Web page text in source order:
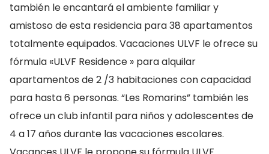
también le encantará el ambiente familiar y
amistoso de esta residencia para 38 apartamentos
totalmente equipados. Vacaciones ULVF le ofrece su
fórmula «ULVF Residence » para alquilar
apartamentos de 2 /3 habitaciones con capacidad
para hasta 6 personas. “Les Romarins” también les
ofrece un club infantil para niños y adolescentes de
4 a 17 años durante las vacaciones escolares.